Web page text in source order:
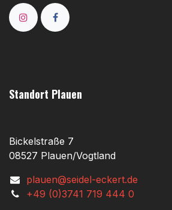
Standort Plauen
Bickelstraße 7
08527 Plauen/Vogtland
plauen@seidel-eckert.de
+49 (0)3741 719 444 0